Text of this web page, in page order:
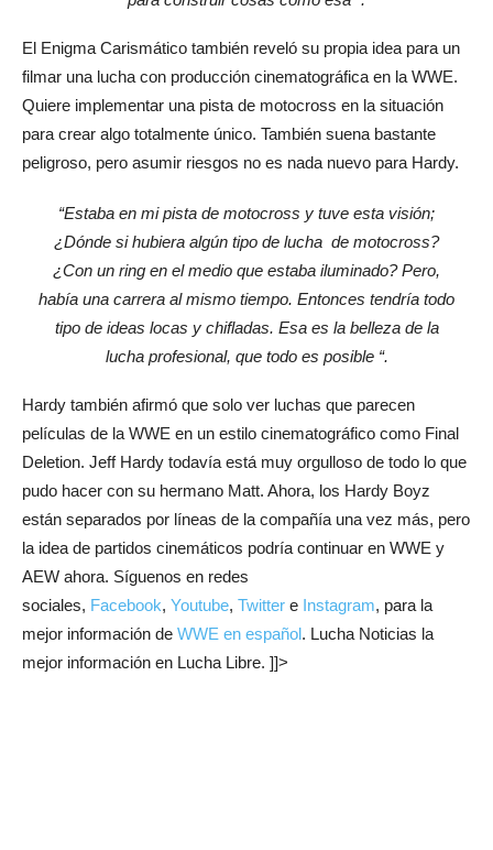
El Enigma Carismático también reveló su propia idea para un
filmar una lucha con producción cinematográfica en la WWE.
Quiere implementar una pista de motocross en la situación
para crear algo totalmente único. También suena bastante
peligroso, pero asumir riesgos no es nada nuevo para Hardy.
“Estaba en mi pista de motocross y tuve esta visión;
¿Dónde si hubiera algún tipo de lucha de motocross?
¿Con un ring en el medio que estaba iluminado? Pero,
había una carrera al mismo tiempo. Entonces tendría todo
tipo de ideas locas y chifladas. Esa es la belleza de la
lucha profesional, que todo es posible “.
Hardy también afirmó que solo ver luchas que parecen
películas de la WWE en un estilo cinematográfico como Final
Deletion. Jeff Hardy todavía está muy orgulloso de todo lo que
pudo hacer con su hermano Matt. Ahora, los Hardy Boyz
están separados por líneas de la compañía una vez más, pero
la idea de partidos cinemáticos podría continuar en WWE y
AEW ahora. Síguenos en redes
sociales, Facebook, Youtube, Twitter e Instagram, para la
mejor información de WWE en español. Lucha Noticias la
mejor información en Lucha Libre. ]]>